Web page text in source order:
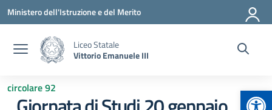
Vai ai contenuti
Vai al menu di navigazione
Vai al footer
Ministero dell'Istruzione e del Merito
Liceo Statale
Vittorio Emanuele III
circolare 92